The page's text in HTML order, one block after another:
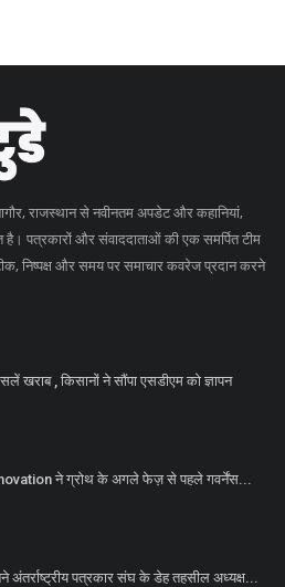
राजस्थान से नवीनतम अपडेट और कहानियां,
है। पत्रकारों और संवाददाताओं की एक समर्पित टीम
निष्पक्ष और समय पर समाचार कवरेज प्रदान करने
खराब , किसानों ने सौंपा एसडीएम को ज्ञापन
ने ग्रोथ के अगले फेज़ से पहले गवर्नेंस...
अंतर्राष्ट्रीय पत्रकार संघ के डेह तहसील अध्यक्ष...